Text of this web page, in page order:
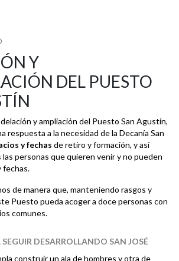
Y
DEL PUESTO
y ampliación del Puesto San Agustín,
respuesta a la necesidad de la Decanía San
y fechas de retiro y formación, y así
personas que quieren venir y no pueden
fechas.
de manera que, manteniendo rasgos y
Puesto pueda acoger a doce personas con
comunes.
DESARROLLANDO SAN JOSÉ
construir un ala de hombres y otra de